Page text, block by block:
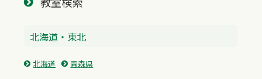
北海道・東北
北海道 青森県